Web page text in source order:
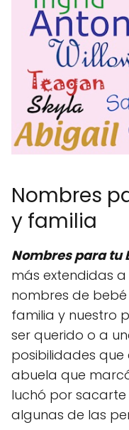
Nombres
y familia
Nombres para tu
más extendidas
nombres de
familia y nuestro
ser querido o a
posibilidades
abuela que
luchó por
algunas de las